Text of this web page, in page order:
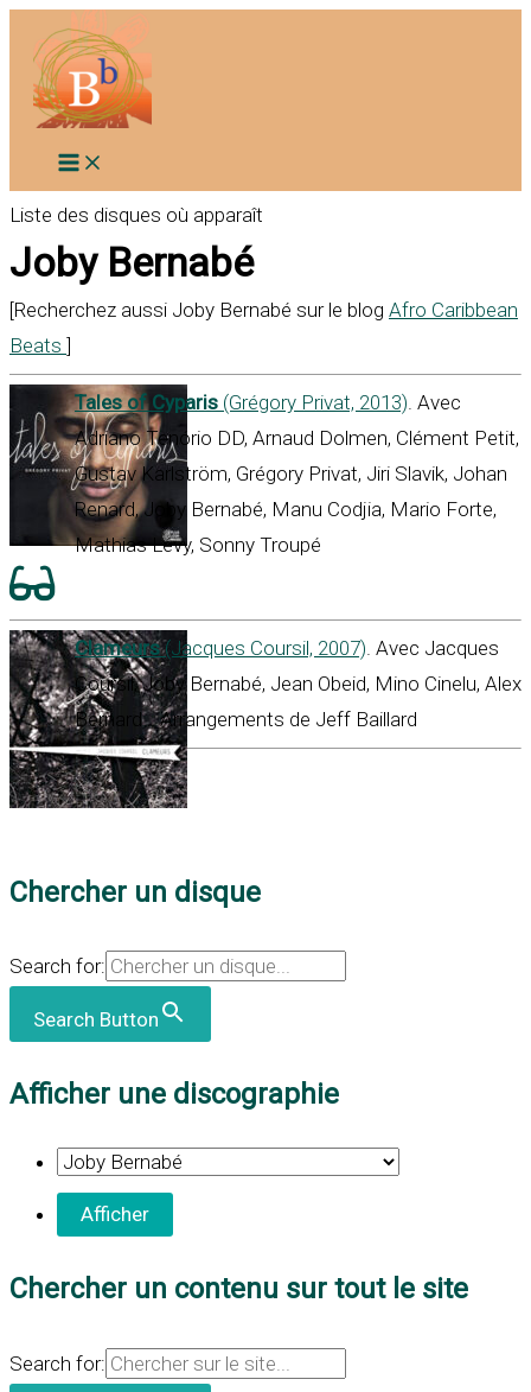
contenu
Liste des disques où apparaît
Joby Bernabé
[Recherchez aussi Joby Bernabé sur le blog Afro Caribbean
Beats ]
Tales of Cyparis (Grégory Privat, 2013). Avec
Adriano Tenório DD, Arnaud Dolmen, Clément Petit,
Gustav Karlström, Grégory Privat, Jiri Slavik, Johan
Renard, Joby Bernabé, Manu Codjia, Mario Forte,
Mathias Lévy, Sonny Troupé
Clameurs(Jacques Coursil, 2007). Avec Jacques
Coursil, Joby Bernabé, Jean Obeid, Mino Cinelu, Alex
Bernard… Arrangements de Jeff Baillard
Chercher un disque
Search for:
Search Button
Afficher une discographie
Chercher un contenu sur tout le site
Search for: